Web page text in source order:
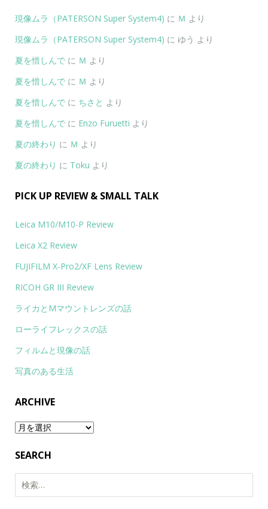
現像ムラ（PATERSON Super System4) に Ｍ より
現像ムラ（PATERSON Super System4) に ゆう より
夏を惜しんで に Ｍ より
夏を惜しんで に Ｍ より
夏を惜しんで に ちさと より
夏を惜しんで に Enzo Furuetti より
夏の終わり に Ｍ より
夏の終わり に Toku より
PICK UP REVIEW & SMALL TALK
Leica M10/M10-P Review
Leica X2 Review
FUJIFILM X-Pro2/XF Lens Review
RICOH GR III Review
ライカとMマウントレンズの話
ローライフレックスの話
フィルムと現像の話
写真のある生活
ARCHIVE
Archive
SEARCH
索: